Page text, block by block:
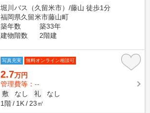
堀川バス（久留米市）/藤山 徒歩1分
福岡県久留米市藤山町
築年数
築33年
建物階数
2階建
写真充実 無料オンライン相談可
2.7万円
管理費等：--
敷
なし 礼
なし
1階
1K 23㎡